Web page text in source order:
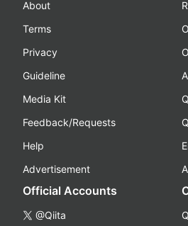
About
Terms
Privacy
Guideline
Media Kit
Feedback/Requests
Help
Advertisement
Official Accounts
@Qiita